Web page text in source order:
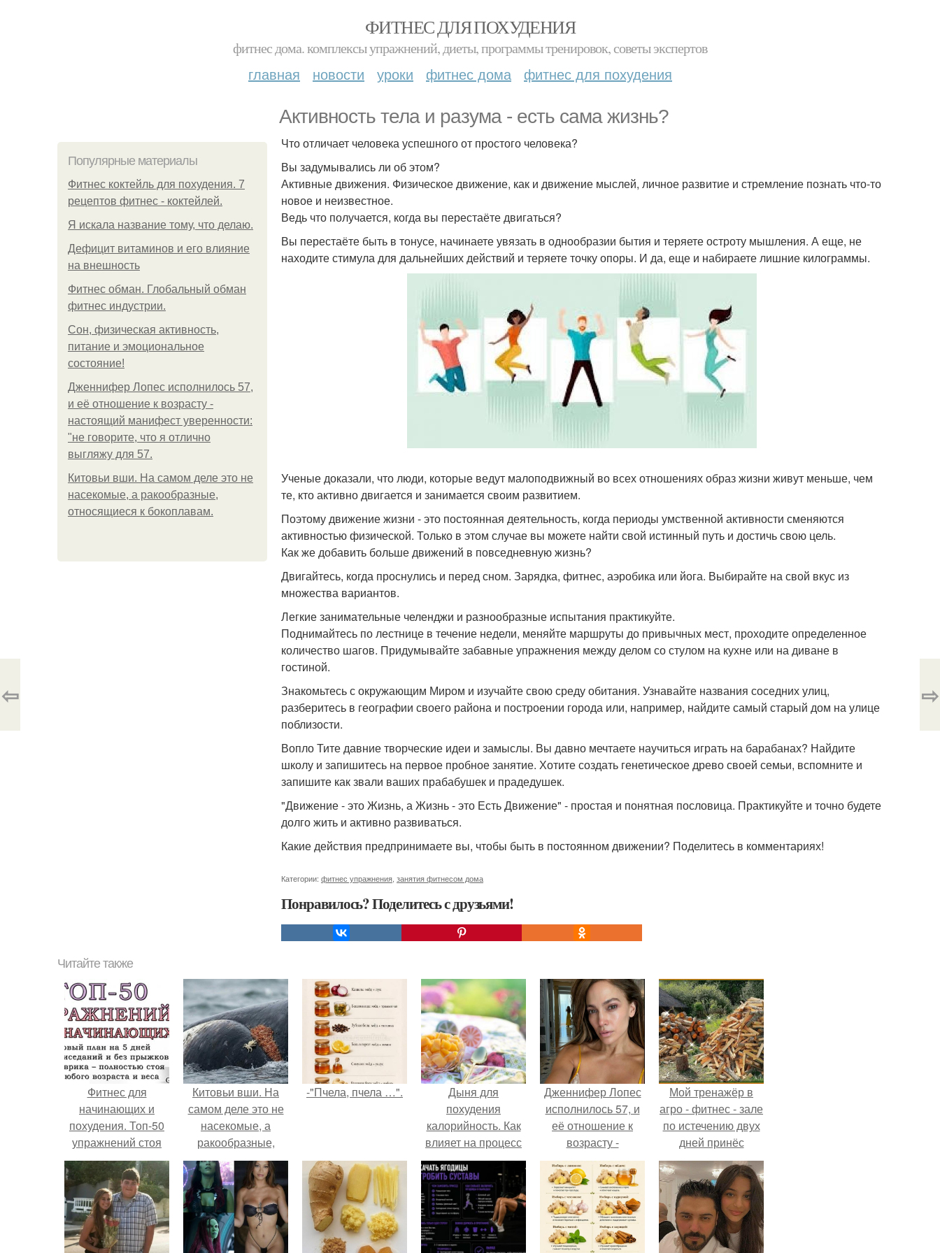
ФИТНЕС ДЛЯ ПОХУДЕНИЯ
фитнес дома. комплексы упражнений, диеты, программы тренировок, советы экспертов
главная новости уроки фитнес дома фитнес для похудения
Активность тела и разума - есть сама жизнь?
Популярные материалы
Фитнес коктейль для похудения. 7
рецептов фитнес - коктейлей.
Я искала название тому, что делаю.
Дефицит витаминов и его влияние
на внешность
Фитнес обман. Глобальный обман
фитнес индустрии.
Сон, физическая активность,
питание и эмоциональное
состояние!
Дженнифер Лопес исполнилось 57,
и её отношение к возрасту -
настоящий манифест уверенности:
"не говорите, что я отлично
выгляжу для 57.
Китовьи вши. На самом деле это не
насекомые, а ракообразные,
относящиеся к бокоплавам.
Что отличает человека успешного от простого человека?
Вы задумывались ли об этом?
Активные движения. Физическое движение, как и движение мыслей, личное развитие и стремление познать что-то
новое и неизвестное.
Ведь что получается, когда вы перестаёте двигаться?
Вы перестаёте быть в тонусе, начинаете увязать в однообразии бытия и теряете остроту мышления. А еще, не
находите стимула для дальнейших действий и теряете точку опоры. И да, еще и набираете лишние килограммы.
Ученые доказали, что люди, которые ведут малоподвижный во всех отношениях образ жизни живут меньше, чем
те, кто активно двигается и занимается своим развитием.
Поэтому движение жизни - это постоянная деятельность, когда периоды умственной активности сменяются
активностью физической. Только в этом случае вы можете найти свой истинный путь и достичь свою цель.
Как же добавить больше движений в повседневную жизнь?
Двигайтесь, когда проснулись и перед сном. Зарядка, фитнес, аэробика или йога. Выбирайте на свой вкус из
множества вариантов.
Легкие занимательные челенджи и разнообразные испытания практикуйте.
Поднимайтесь по лестнице в течение недели, меняйте маршруты до привычных мест, проходите определенное
количество шагов. Придумывайте забавные упражнения между делом со стулом на кухне или на диване в
гостиной.
Знакомьтесь с окружающим Миром и изучайте свою среду обитания. Узнавайте названия соседних улиц,
разберитесь в географии своего района и построении города или, например, найдите самый старый дом на улице
поблизости.
Вопло Тите давние творческие идеи и замыслы. Вы давно мечтаете научиться играть на барабанах? Найдите
школу и запишитесь на первое пробное занятие. Хотите создать генетическое древо своей семьи, вспомните и
запишите как звали ваших прабабушек и прадедушек.
"Движение - это Жизнь, а Жизнь - это Есть Движение" - простая и понятная пословица. Практикуйте и точно будете
долго жить и активно развиваться.
Какие действия предпринимаете вы, чтобы быть в постоянном движении? Поделитесь в комментариях!
Категории: фитнес упражнения занятия фитнесом дома
Понравилось? Поделитесь с друзьями!
⇦ ⇨
Читайте также
Фитнес для
начинающих и
похудения. Топ-50
упражнений стоя
для начинающих и
для любого
возраста: без
прыжков и
приседаний (+ план
на 5 дней)
Китовьи вши. На
самом деле это не
насекомые, а
ракообразные,
относящиеся к
бокоплавам.
-"Пчела, пчела …".
Дыня для
похудения
калорийность. Как
влияет на процесс
похудения: польза
дыни
Дженнифер Лопес
исполнилось 57, и
её отношение к
возрасту -
настоящий
манифест
уверенности: "не
говорите, что я
отлично выгляжу
для 57.
Мой тренажёр в
агро - фитнес - зале
по истечению двух
дней принёс
ощутимый
результат.